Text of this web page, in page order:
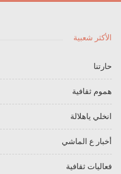
الأكثر شعبية
حارتنا
هموم ثقافية
انخلي ياهلالة
أخبار ع الماشي
فعاليات ثقافية